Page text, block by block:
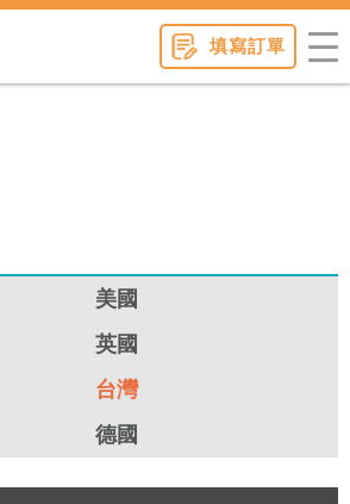
填寫訂單
美國
英國
台灣
德國